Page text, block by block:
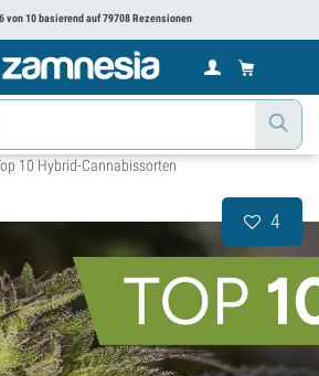
von 10 basierend auf 79708 Rezensionen
10 Hybrid-Cannabissorten
4